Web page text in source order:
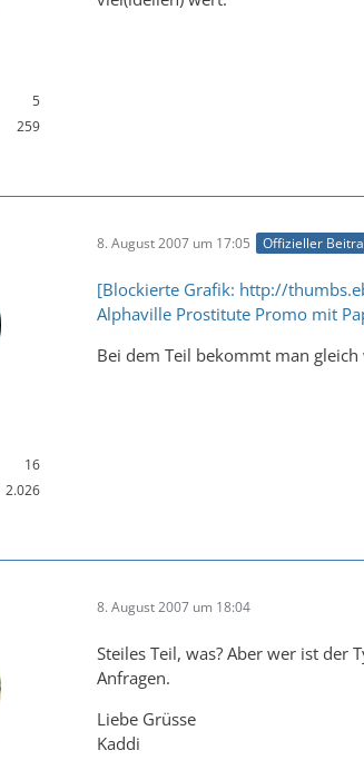
5
259
16
2.026
8. August 2007 um 17:05 Offizieller
[Blockierte Grafik: http://
Alphaville Prostitute Promo mit
Bei dem Teil bekommt man gleich
8. August 2007 um 18:04
Steiles Teil, was? Aber wer ist der
Anfragen.
Liebe Grüsse
Kaddi